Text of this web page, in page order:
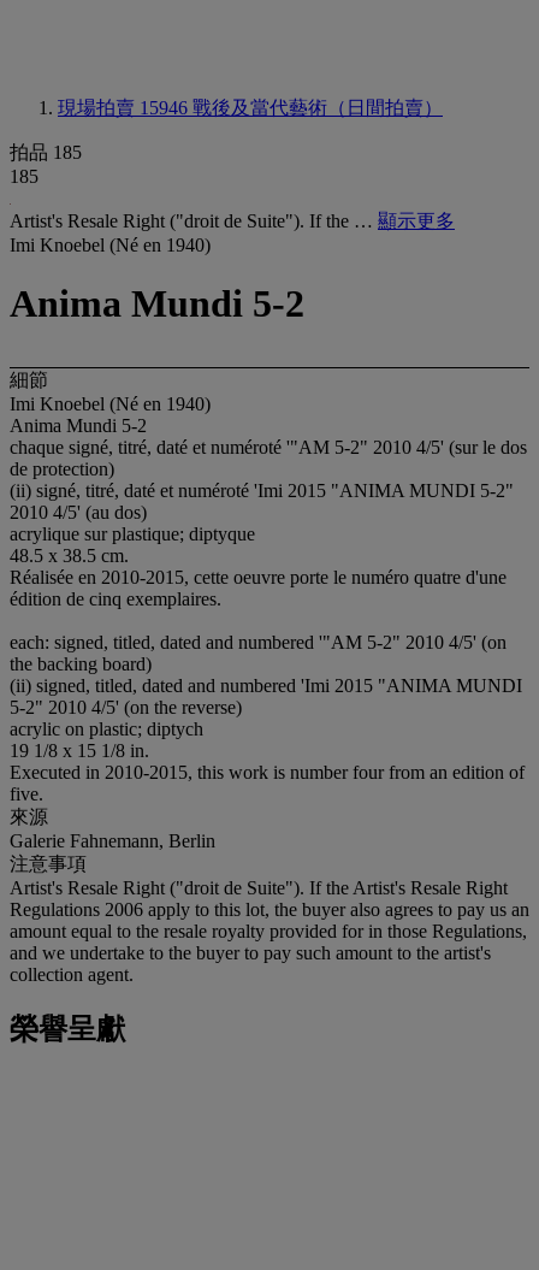
現場拍賣 15946 戰後及當代藝術（日間拍賣）
拍品 185
185
Artist's Resale Right ("droit de Suite"). If the … 顯示更多
Imi Knoebel (Né en 1940)
Anima Mundi 5-2
細節
Imi Knoebel (Né en 1940)
Anima Mundi 5-2
chaque signé, titré, daté et numéroté '"AM 5-2" 2010 4/5' (sur le dos
de protection)
(ii) signé, titré, daté et numéroté 'Imi 2015 "ANIMA MUNDI 5-2"
2010 4/5' (au dos)
acrylique sur plastique; diptyque
48.5 x 38.5 cm.
Réalisée en 2010-2015, cette oeuvre porte le numéro quatre d'une
édition de cinq exemplaires.
each: signed, titled, dated and numbered '"AM 5-2" 2010 4/5' (on
the backing board)
(ii) signed, titled, dated and numbered 'Imi 2015 "ANIMA MUNDI
5-2" 2010 4/5' (on the reverse)
acrylic on plastic; diptych
19 1/8 x 15 1/8 in.
Executed in 2010-2015, this work is number four from an edition of
five.
來源
Galerie Fahnemann, Berlin
注意事項
Artist's Resale Right ("droit de Suite"). If the Artist's Resale Right
Regulations 2006 apply to this lot, the buyer also agrees to pay us an
amount equal to the resale royalty provided for in those Regulations,
and we undertake to the buyer to pay such amount to the artist's
collection agent.
榮譽呈獻